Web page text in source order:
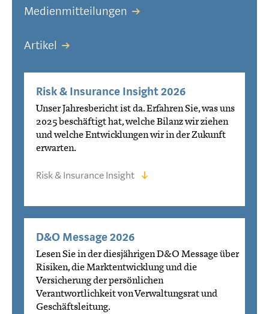
Medienmitteilungen
Artikel
Risk & Insurance Insight 2026
Unser Jahresbericht ist da. Erfahren Sie, was uns
2025 beschäftigt hat, welche Bilanz wir ziehen
und welche Entwicklungen wir in der Zukunft
erwarten.
Risk & Insurance Insight
D&O Message 2026
Lesen Sie in der diesjährigen D&O Message über
Risiken, die Marktentwicklung und die
Versicherung der persönlichen
Verantwortlichkeit von Verwaltungsrat und
Geschäftsleitung.